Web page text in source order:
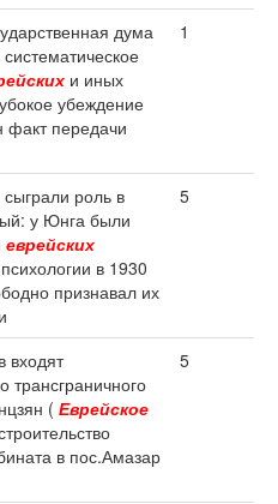
дума
и иных
убеждение
передачи
1
сыграли роль в
у Юнга были
еврейских
в 1930
признавал их
5
входят
трансграничного
( Еврейское
в пос.Амазар
5